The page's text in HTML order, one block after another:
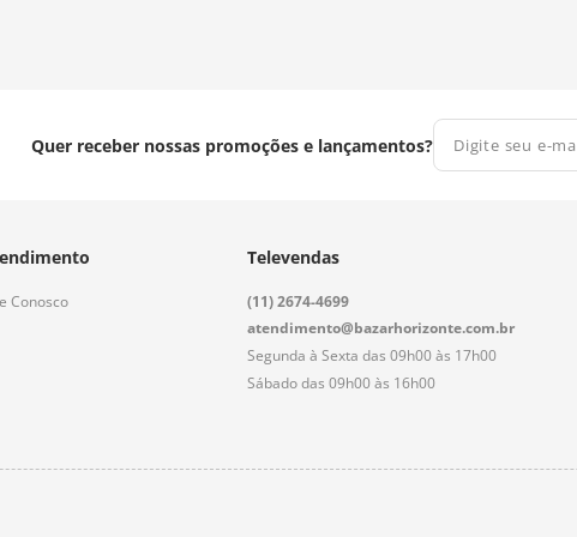
Quer receber nossas promoções e lançamentos?
Conosco
Televendas
(11) 2674-4699
atendimento@bazarhorizonte.com.br
Segunda à Sexta das 09h00 às 17h00
Sábado das 09h00 às 16h00